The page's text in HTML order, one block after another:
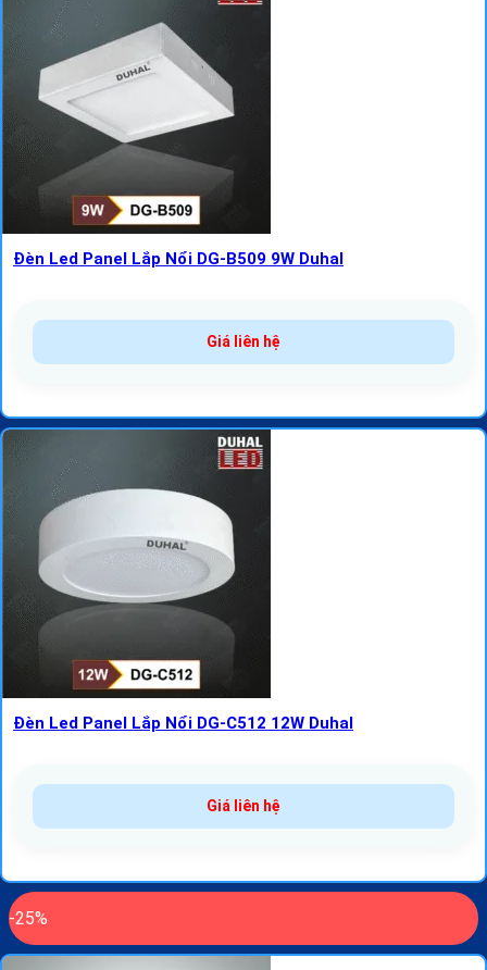
Đèn Led Panel Lắp Nổi DG-B509 9W Duhal
Giá liên hệ
Đèn Led Panel Lắp Nổi DG-C512 12W Duhal
Giá liên hệ
-25%